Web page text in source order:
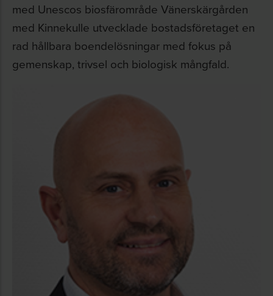
med Unescos biosfärområde Vänerskärgården
med Kinnekulle utvecklade bostadsföretaget en
rad hållbara boendelösningar med fokus på
gemenskap, trivsel och biologisk mångfald.